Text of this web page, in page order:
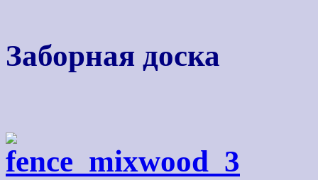
Заборная доска